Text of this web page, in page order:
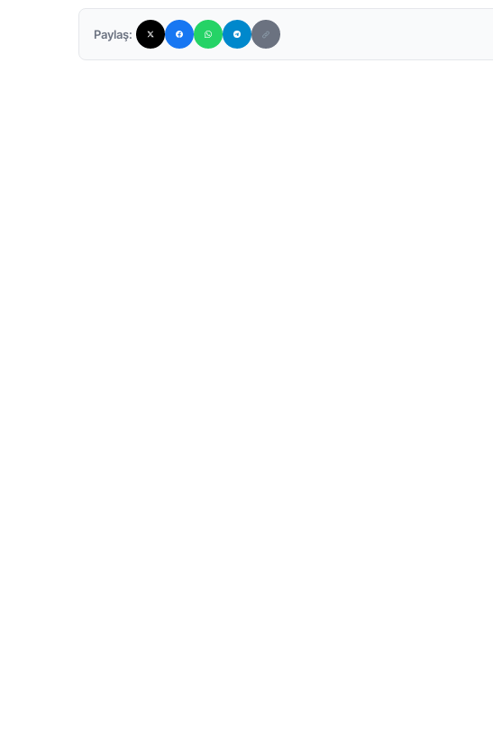
Paylaş: